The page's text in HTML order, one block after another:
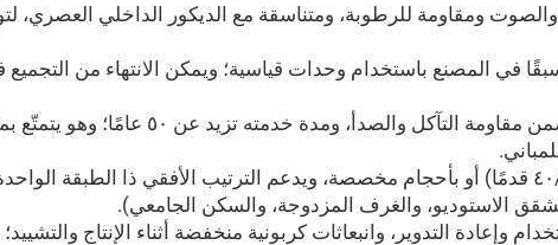
ومقاومة للرطوبة، ومتناسقة مع الديكور الداخلي العصري،
متاح بأحجام قياسية (٢٠ قدمًا/٤٠ قدمًا) أو بأحجام مخصصة، ويدعم الترتيب الأفقي
الاستوديو، والغرف المزدوجة، والسكن الجامعي).
وإعادة التدوير، وانبعاثات كربونية منخفضة أثناء الإنتاج